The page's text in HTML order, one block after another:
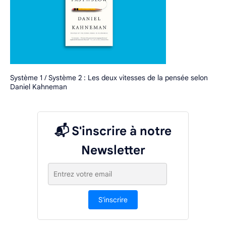
Système 1 / Système 2 : Les deux vitesses de la pensée selon
Daniel Kahneman
📬 S'inscrire à notre
Newsletter
S'inscrire